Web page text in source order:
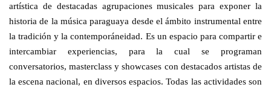
artística de destacadas agrupaciones musicales para exponer la
historia de la música paraguaya desde el ámbito instrumental entre
la tradición y la contemporáneidad. Es un espacio para compartir e
intercambiar experiencias, para la cual se programan
conversatorios, masterclass y showcases con destacados artistas de
la escena nacional, en diversos espacios. Todas las actividades son